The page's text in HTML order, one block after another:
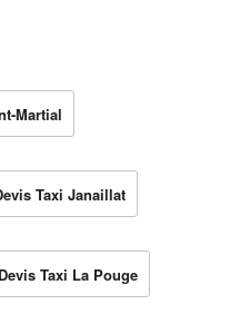
Martial
Taxi Janaillat
Devis Taxi La Pouge